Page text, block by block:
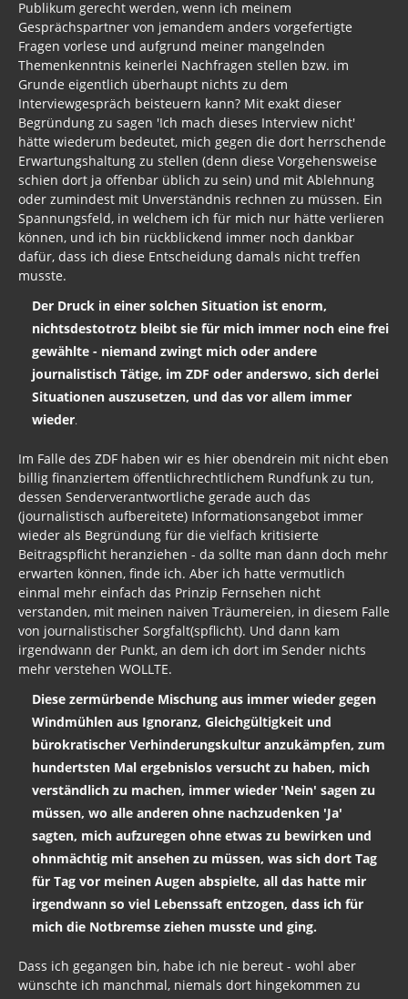
Publikum gerecht werden, wenn ich meinem
Gesprächspartner von jemandem anders vorgefertigte
Fragen vorlese und aufgrund meiner mangelnden
Themenkenntnis keinerlei Nachfragen stellen bzw. im
Grunde eigentlich überhaupt nichts zu dem
Interviewgespräch beisteuern kann? Mit exakt dieser
Begründung zu sagen 'Ich mach dieses Interview nicht'
hätte wiederum bedeutet, mich gegen die dort herrschende
Erwartungshaltung zu stellen (denn diese Vorgehensweise
schien dort ja offenbar üblich zu sein) und mit Ablehnung
oder zumindest mit Unverständnis rechnen zu müssen. Ein
Spannungsfeld, in welchem ich für mich nur hätte verlieren
können, und ich bin rückblickend immer noch dankbar
dafür, dass ich diese Entscheidung damals nicht treffen
musste.
Der Druck in einer solchen Situation ist enorm,
nichtsdestotrotz bleibt sie für mich immer noch eine frei
gewählte - niemand zwingt mich oder andere
journalistisch Tätige, im ZDF oder anderswo, sich derlei
Situationen auszusetzen, und das vor allem immer
wieder.
Im Falle des ZDF haben wir es hier obendrein mit nicht eben
billig finanziertem öffentlichrechtlichem Rundfunk zu tun,
dessen Senderverantwortliche gerade auch das
(journalistisch aufbereitete) Informationsangebot immer
wieder als Begründung für die vielfach kritisierte
Beitragspflicht heranziehen - da sollte man dann doch mehr
erwarten können, finde ich. Aber ich hatte vermutlich
einmal mehr einfach das Prinzip Fernsehen nicht
verstanden, mit meinen naiven Träumereien, in diesem Falle
von journalistischer Sorgfalt(spflicht). Und dann kam
irgendwann der Punkt, an dem ich dort im Sender nichts
mehr verstehen WOLLTE.
Diese zermürbende Mischung aus immer wieder gegen
Windmühlen aus Ignoranz, Gleichgültigkeit und
bürokratischer Verhinderungskultur anzukämpfen, zum
hundertsten Mal ergebnislos versucht zu haben, mich
verständlich zu machen, immer wieder 'Nein' sagen zu
müssen, wo alle anderen ohne nachzudenken 'Ja'
sagten, mich aufzuregen ohne etwas zu bewirken und
ohnmächtig mit ansehen zu müssen, was sich dort Tag
für Tag vor meinen Augen abspielte, all das hatte mir
irgendwann so viel Lebenssaft entzogen, dass ich für
mich die Notbremse ziehen musste und ging.
Dass ich gegangen bin, habe ich nie bereut - wohl aber
wünschte ich manchmal, niemals dort hingekommen zu